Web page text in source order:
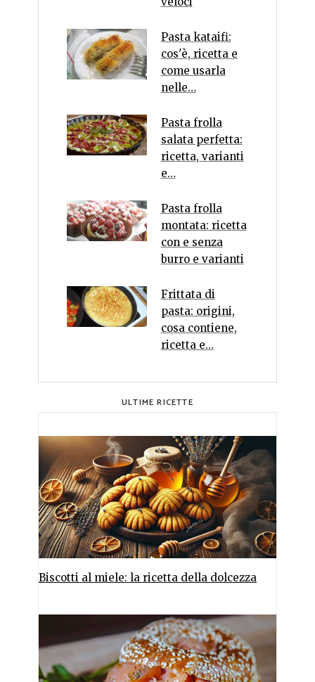
Pasta kataifi:
cos'è, ricetta e
come usarla
nelle…
Pasta frolla
salata perfetta:
ricetta, varianti
e…
Pasta frolla
montata: ricetta
con e senza
burro e varianti
Frittata di
pasta: origini,
cosa contiene,
ricetta e…
ULTIME RICETTE
Biscotti al miele: la ricetta della dolcezza